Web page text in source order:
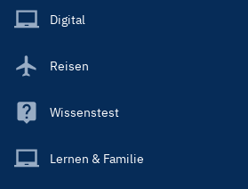
Main
Digital
Reisen
Wissenstest
Lernen & Familie